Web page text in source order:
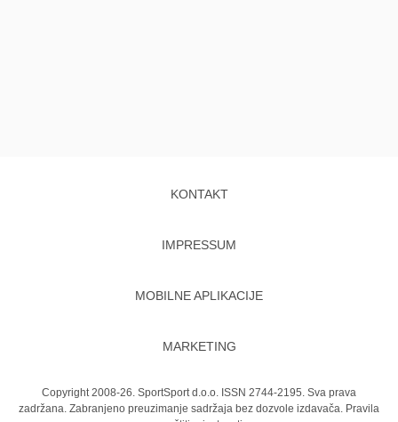
KONTAKT
IMPRESSUM
MOBILNE APLIKACIJE
MARKETING
Copyright 2008-26. SportSport d.o.o. ISSN 2744-2195. Sva prava
zadržana. Zabranjeno preuzimanje sadržaja bez dozvole izdavača. Pravila